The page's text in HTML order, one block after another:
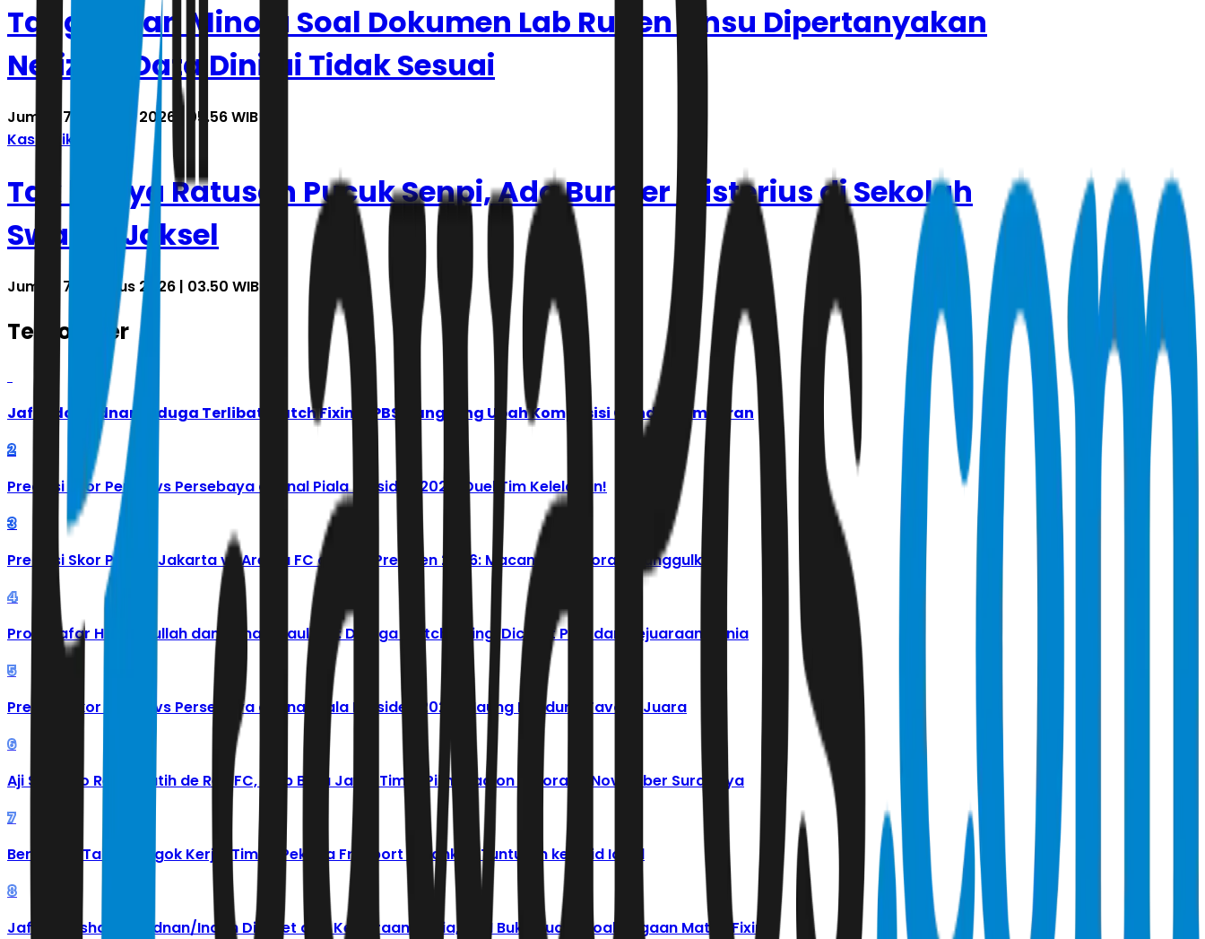
Tanggapan Minola Soal Dokumen Lab Ruben Onsu Dipertanyakan
Netizen, Data Dinilai Tidak Sesuai
Jumat, 7 Agustus 2026 | 05.56 WIB
Kasuistika
Tak hanya Ratusan Pucuk Senpi, Ada Bunker Misterius di Sekolah
Swasta Jaksel
Jumat, 7 Agustus 2026 | 03.50 WIB
Terpopuler
Jafar dan Adnan Diduga Terlibat Match Fixing, PBSI Langsung Ubah Komposisi Ganda Campuran
2
Prediksi Skor Persib vs Persebaya di Final Piala Presiden 2026: Duel Tim Kelelahan!
3
Prediksi Skor Persija Jakarta vs Arema FC di Piala Presiden 2026: Macan Kemayoran Diunggulkan!
4
Profil Jafar Hidayatullah dan Adnan Maulana: Diduga Match Fixing, Dicoret PBSI dari Kejuaraan Dunia
5
Prediksi Skor Persib vs Persebaya di Final Piala Presiden 2026: Maung Bandung Favorit Juara
6
Aji Santoso Resmi Latih de Red FC, Klub Baru Jawa Timur Pilih Stadion Gelora 10 November Surabaya
7
Bertahun-Tahun Mogok Kerja, Tim 10 Pekerja Freeport Serahkan Tuntutan ke Said Iqbal
8
Jafar/Felisha dan Adnan/Indah Dicoret dari Kejuaraan Dunia, PBSI Buka Suara Soal Dugaan Match Fixing